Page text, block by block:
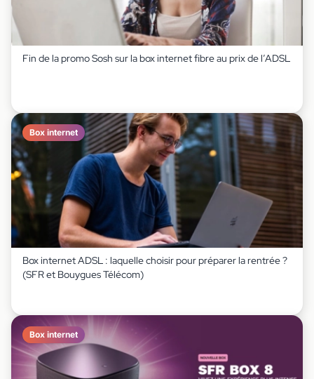
Fin de la promo Sosh sur la box internet fibre au prix de l’ADSL
Box internet
Box internet ADSL : laquelle choisir pour préparer la rentrée ?
(SFR et Bouygues Télécom)
Box internet